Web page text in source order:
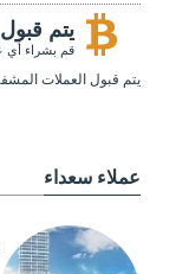
يتم قبول
قم بشراء أي
يتم قبول العملات
عملاء سعداء